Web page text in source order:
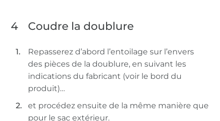
4 Coudre la doublure
Repasserez d’abord l’entoilage sur l’envers
des pièces de la doublure, en suivant les
indications du fabricant (voir le bord du
produit)…
et procédez ensuite de la même manière que
pour le sac extérieur.